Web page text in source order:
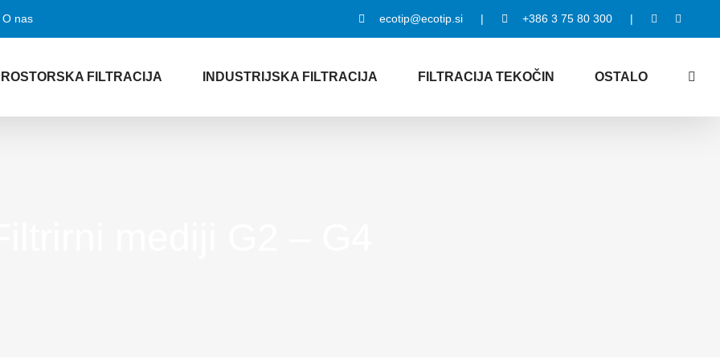
O nas ecotip@ecotip.si | +386 3 75 80 300 |
FILTRACIJA INDUSTRIJSKA FILTRACIJA FILTRACIJA TEKOČIN OSTALO